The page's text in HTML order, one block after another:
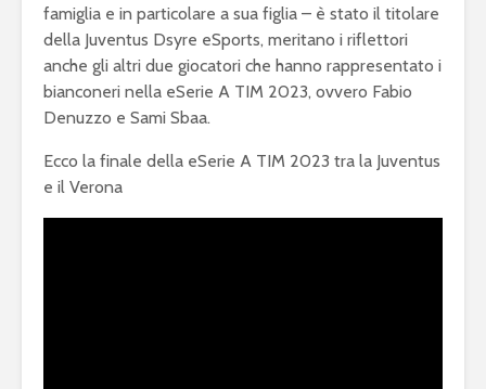
famiglia e in particolare a sua figlia – è stato il titolare
della Juventus Dsyre eSports, meritano i riflettori
anche gli altri due giocatori che hanno rappresentato i
bianconeri nella eSerie A TIM 2023, ovvero Fabio
Denuzzo e Sami Sbaa.
Ecco la finale della eSerie A TIM 2023 tra la Juventus
e il Verona